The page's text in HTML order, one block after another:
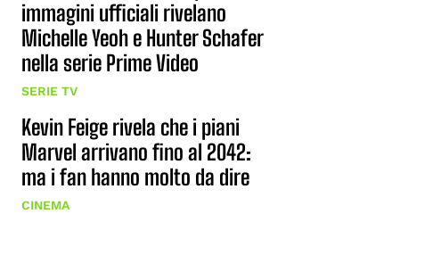
immagini ufficiali rivelano
Michelle Yeoh e Hunter Schafer
nella serie Prime Video
SERIE TV
Kevin Feige rivela che i piani
Marvel arrivano fino al 2042:
ma i fan hanno molto da dire
CINEMA